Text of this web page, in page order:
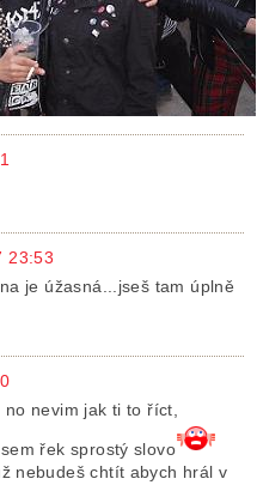
23:53
je úžasná...jseš tam úplně
nevim jak ti to říct,
řek sprostý slovo
nebudeš chtít abych hrál v